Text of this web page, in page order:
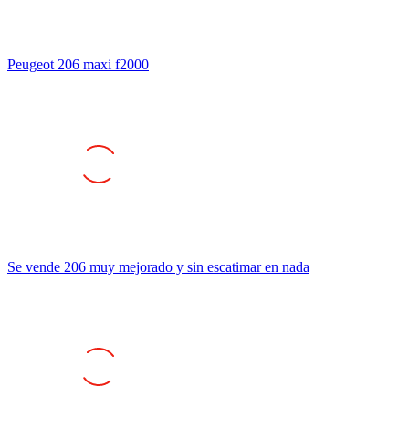
Peugeot 206 maxi f2000
Se vende 206 muy mejorado y sin escatimar en nada